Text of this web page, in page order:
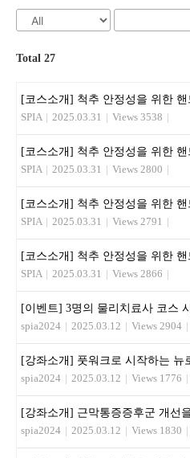
Total 27
[코스소개] 척추 안정성을 위한
SPIA | 2025.03.31 | Views 3538 |
SPIA | 2025.03.31 | Views 2800 |
[코스소개] 척추 안정성을 위한
SPIA | 2025.03.31 | Views 2791 |
[코스소개] 척추 안정성을 위한
SPIA | 2025.03.31 | Views 2866 |
[이벤트] 3명의 물리치료사 코스
spia2024 | 2025.03.12 | Views 2904 |
[강좌소개] 풋워크로 시작하는 뉴
spia2024 | 2025.03.12 | Views 1776 |
[강좌소개] 근막통증증후군 개선
spia2024 | 2025.03.12 | Views 1830 |